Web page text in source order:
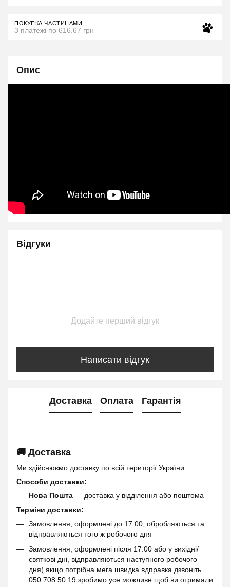
ПОКУПКА ЧАСТИНАМИ
3 платежі по 616.67 грн
Опис
Відгуки
Додайте перший відгук
Написати відгук
Доставка Оплата Гарантія
🚚 Доставка
Ми здійснюємо доставку по всій території України
Способи доставки:
Нова Пошта — доставка у відділення або поштома
Терміни доставки:
Замовлення, оформлені до 17:00, обробляються та
відправляються того ж робочого дня
Замовлення, оформлені після 17:00 або у вихідні/
святкові дні, відправляються наступного робочого
дня( якщо потрібна мега швидка вдправка дзвоніть
050 708 50 19 зробимо усе можливе щоб ви отримали